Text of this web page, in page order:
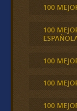
100
100
100
100
100